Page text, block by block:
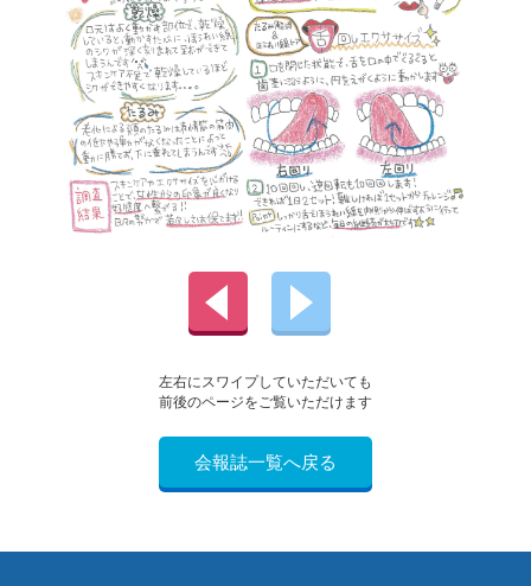
左右にスワイプしていただいても
前後のページをご覧いただけます
会報誌一覧へ戻る